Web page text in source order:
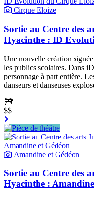
Cirque Eloize
Sortie au Centre des
Hyacinthe : ID
Une nouvelle création
les publics scolaires. Dans
personnage à part entière.
danseurs et danseuses
$$
Amandine et Gédéon
Sortie au Centre des
Hyacinthe :